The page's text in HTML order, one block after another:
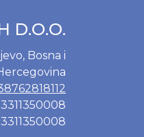
D.O.O.
Bosna i